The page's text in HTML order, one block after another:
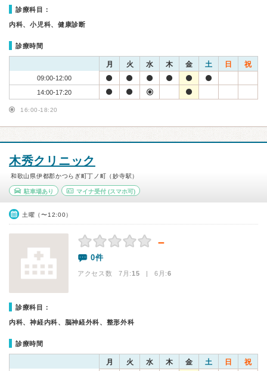
診療科目：
内科、小児科、健康診断
診療時間
月 火 水 木 金 土 日 祝
09:00-12:00
14:00-17:20
16:00-18:20
木秀クリニック
和歌山県伊都郡かつらぎ町丁ノ町（妙寺駅）
駐車場あり マイナ受付(スマホ可)
土曜（〜12:00）
－
0件
アクセス数 7月:15 | 6月:6
診療科目：
内科、神経内科、脳神経外科、整形外科
診療時間
月 火 水 木 金 土 日 祝